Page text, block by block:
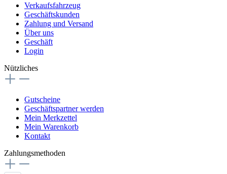
Verkaufsfahrzeug
Geschäftskunden
Zahlung und Versand
Über uns
Geschäft
Login
Nützliches
Gutscheine
Geschäftspartner werden
Mein Merkzettel
Mein Warenkorb
Kontakt
Zahlungsmethoden